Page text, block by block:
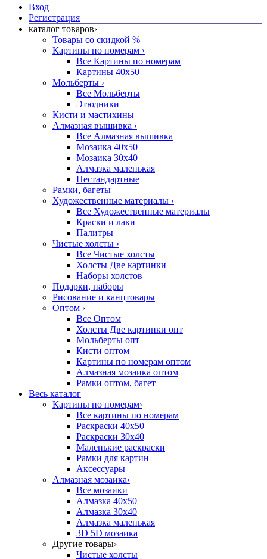
Вход
Регистрация
каталог товаров›
Товары со скидкой %
Картины по номерам ›
Все Картины по номерам
Картины 40x50
Мольберты ›
Все Мольберты
Этюдники
Кисти и мастихины
Алмазная вышивка ›
Все Алмазная вышивка
Мозаика 40x50
Мозаика 30x40
Алмазка маленькая
Нестандартные
Рамки, багеты
Художественные материалы ›
Все Художественные материалы
Краски и лаки
Палитры
Чистые холсты ›
Все Чистые холсты
Холсты Две картинки
Наборы холстов
Подарки, наборы
Рисование и канцтовары
Оптом ›
Все Оптом
Холсты Две картинки опт
Мольберты опт
Кисти оптом
Картины по номерам оптом
Алмазная мозаика оптом
Рамки оптом, багет
Весь каталог
Картины по номерам›
Все картины по номерам
Раскраски 40х50
Раскраски 30х40
Маленькие раскраски
Рамки для картин
Аксессуары
Алмазная мозаика›
Все мозаики
Алмазка 40х50
Алмазка 30х40
Алмазка маленькая
3D 5D мозаика
Другие товары›
Чистые холсты